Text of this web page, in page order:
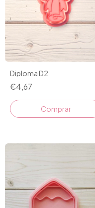
Diploma D2
€4,67
Comprar